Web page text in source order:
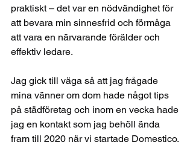
praktiskt – det var en nödvändighet för
att bevara min sinnesfrid och förmåga
att vara en närvarande förälder och
effektiv ledare.
Jag gick till väga så att jag frågade
mina vänner om dom hade något tips
på städföretag och inom en vecka hade
jag en kontakt som jag behöll ända
fram till 2020 när vi startade Domestico.